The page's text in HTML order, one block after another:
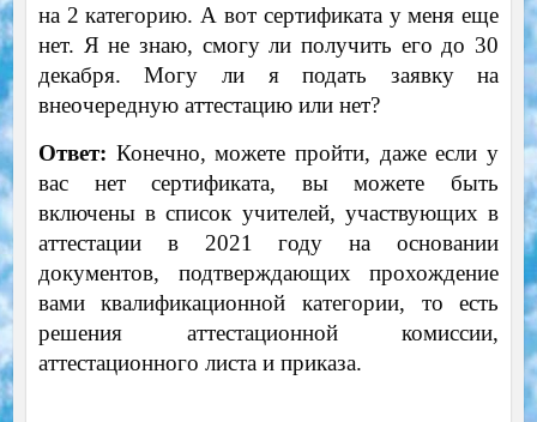
на 2 категорию. А вот сертификата у меня еще
нет. Я не знаю, смогу ли получить его до 30
декабря. Могу ли я подать заявку на
внеочередную аттестацию или нет?
Ответ: Конечно, можете пройти, даже если у
вас нет сертификата, вы можете быть
включены в список учителей, участвующих в
аттестации в 2021 году на основании
документов, подтверждающих прохождение
вами квалификационной категории, то есть
решения аттестационной комиссии,
аттестационного листа и приказа.